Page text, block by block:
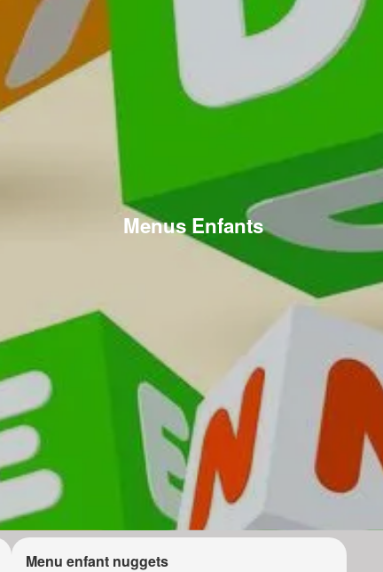
Menus Enfants
Menu enfant nuggets